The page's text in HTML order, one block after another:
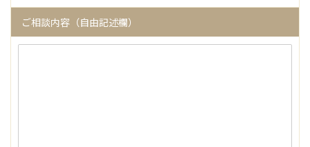
ご相談内容（自由記述欄）